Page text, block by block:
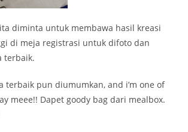
diminta untuk membawa hasil kreasi
di meja registrasi untuk difoto dan
terbaik.
terbaik pun diumumkan, and i’m one of
meee!! Dapet goody bag dari mealbox.